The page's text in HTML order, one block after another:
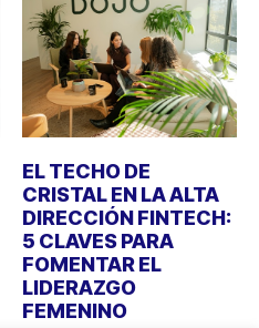
EL TECHO DE
CRISTAL EN LA ALTA
DIRECCIÓN FINTECH:
5 CLAVES PARA
FOMENTAR EL
LIDERAZGO
FEMENINO